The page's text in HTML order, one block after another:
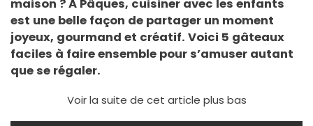
maison ? À Pâques, cuisiner avec les enfants
est une belle façon de partager un moment
joyeux, gourmand et créatif. Voici 5 gâteaux
faciles à faire ensemble pour s’amuser autant
que se régaler.
Voir la suite de cet article plus bas